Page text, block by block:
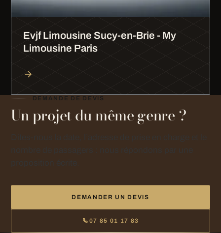
Evjf Limousine Sucy-en-Brie - My
Limousine Paris
DEMANDE DE DEVIS
Un projet du même genre ?
DEMANDER UN DEVIS
07 85 01 17 83